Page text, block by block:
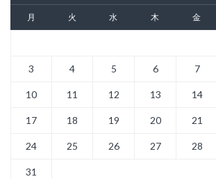
月 火 水 木 金
3 4 5 6 7
10 11 12 13 14
17 18 19 20 21
24 25 26 27 28
31